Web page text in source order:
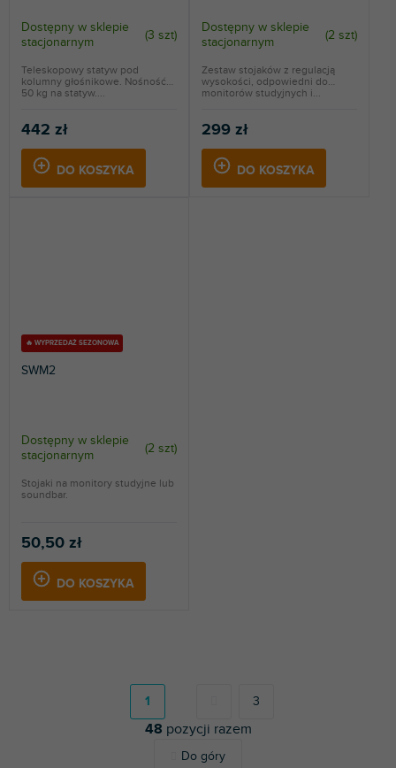
Dostępny w sklepie
stacjonarnym
(3 szt)
442 zł
DO KOSZYKA
Teleskopowy statyw pod
kolumny głośnikowe. Nośność
50 kg na statyw....
Dostępny w sklepie
stacjonarnym
(2 szt)
299 zł
DO KOSZYKA
Zestaw stojaków z regulacją
wysokości, odpowiedni do
monitorów studyjnych i...
🔥 WYPRZEDAŻ SEZONOWA
SWM2
Dostępny w sklepie
stacjonarnym
(2 szt)
50,50 zł
DO KOSZYKA
Stojaki na monitory studyjne lub
soundbar.
K
n
c
1 3
48 pozycji razem
Do góry